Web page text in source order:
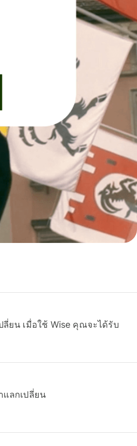
ยน เมื่อใช้ Wise คุณจะได้รับ
แลกเปลี่ยน